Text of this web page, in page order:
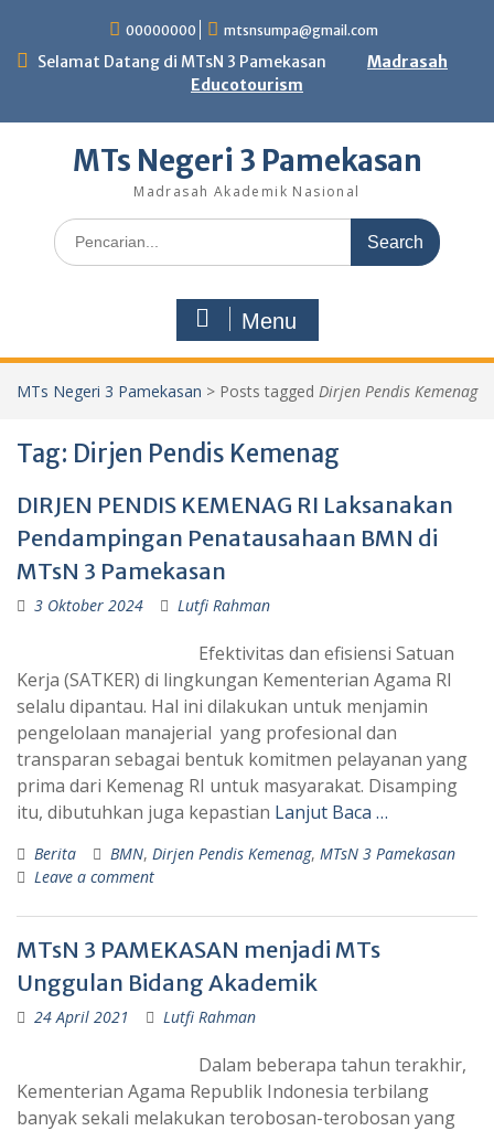
content
00000000 mtsnsumpa@gmail.com
Selamat Datang di MTsN 3 Pamekasan
Madrasah
Educotourism
MTs Negeri 3 Pamekasan
Madrasah Akademik Nasional
Search
for:
Menu
MTs Negeri 3 Pamekasan > Posts tagged Dirjen Pendis Kemenag
Tag: Dirjen Pendis Kemenag
DIRJEN PENDIS KEMENAG RI Laksanakan
Pendampingan Penatausahaan BMN di
MTsN 3 Pamekasan
3 Oktober 2024 Lutfi Rahman
Efektivitas dan efisiensi Satuan
Kerja (SATKER) di lingkungan Kementerian Agama RI
selalu dipantau. Hal ini dilakukan untuk menjamin
pengelolaan manajerial yang profesional dan
transparan sebagai bentuk komitmen pelayanan yang
prima dari Kemenag RI untuk masyarakat. Disamping
itu, dibutuhkan juga kepastian Lanjut Baca …
Berita BMN, Dirjen Pendis Kemenag, MTsN 3 Pamekasan
Leave a comment
MTsN 3 PAMEKASAN menjadi MTs
Unggulan Bidang Akademik
24 April 2021 Lutfi Rahman
Dalam beberapa tahun terakhir,
Kementerian Agama Republik Indonesia terbilang
banyak sekali melakukan terobosan-terobosan yang